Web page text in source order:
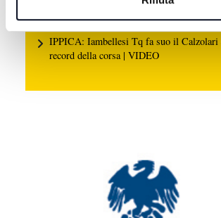
9 AGOSTO 2026
IPPICA: Iambellesi Tq fa suo il Calzolari
record della corsa | VIDEO